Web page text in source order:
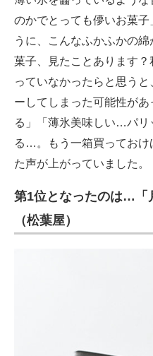
のかでとっても儚いお菓
うに、こんなふかふかの
菓子、見たことあります
っていなかったらと思う
ーしてしまった可能性が
る」「薄氷美味しい…パリ
る…。もう一箱買ってお
た声が上がっていました。
第1位となったのは…「
（松葉屋）